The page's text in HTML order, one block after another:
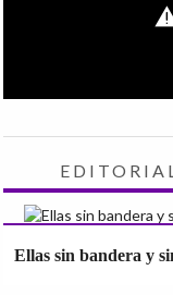
Ellas sin bandera y